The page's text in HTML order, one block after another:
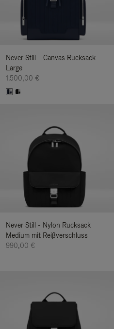
Never Still – Canvas Rucksack
Large
1.500,00 €
Never Still - Nylon Rucksack
Medium mit Reißverschluss
990,00 €